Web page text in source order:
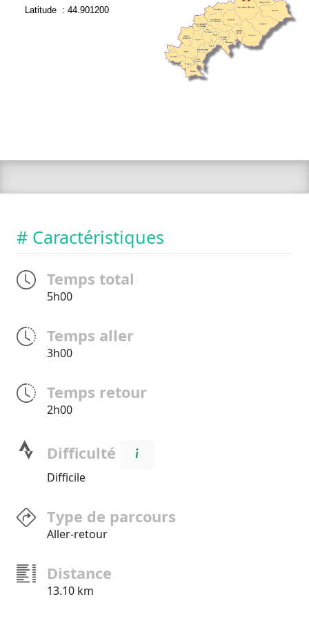
Latitude : 44.901200
# Caractéristiques
Temps total
5h00
Temps aller
3h00
Temps retour
2h00
Difficulté
Difficile
Type de parcours
Aller-retour
Distance
13.10 km